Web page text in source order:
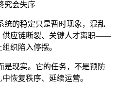
究会失序
统的稳定只是暂时现象，混乱
供应链断裂、关键人才离职——
织陷入停摆。
是现实。它的任务，不是预防
恢复秩序、延续运营。